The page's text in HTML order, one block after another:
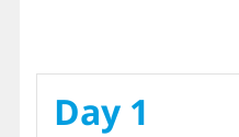
Day 1